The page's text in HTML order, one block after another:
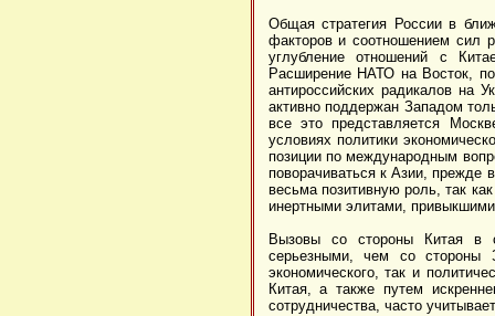
Общая стратегия России в
факторов и соотношением сил
углубление отношений с
Расширение НАТО на Восток,
антироссийских радикалов на
активно поддержан Западом
все это представляется
условиях политики
позиции по международным
поворачиваться к Азии, прежде
весьма позитивную роль, так
инертными элитами,
Вызовы со стороны Китая в
серьезными, чем со стороны
экономического, так и
Китая, а также путем
сотрудничества, часто